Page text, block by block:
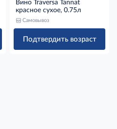
Вино Traversa Tannat
красное сухое, 0.75л
Самовывоз
Подтвердить возраст